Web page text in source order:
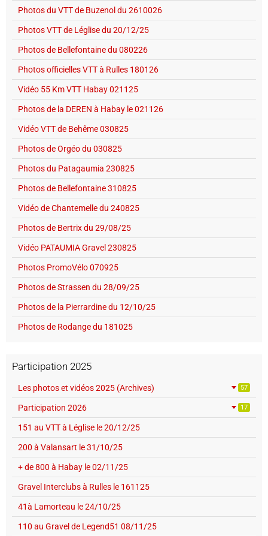
Photos du VTT de Buzenol du 2610026
Photos VTT de Léglise du 20/12/25
Photos de Bellefontaine du 080226
Photos officielles VTT à Rulles 180126
Vidéo 55 Km VTT Habay 021125
Photos de la DEREN à Habay le 021126
Vidéo VTT de Behême 030825
Photos de Orgéo du 030825
Photos du Patagaumia 230825
Photos de Bellefontaine 310825
Vidéo de Chantemelle du 240825
Photos de Bertrix du 29/08/25
Vidéo PATAUMIA Gravel 230825
Photos PromoVélo 070925
Photos de Strassen du 28/09/25
Photos de la Pierrardine du 12/10/25
Photos de Rodange du 181025
Participation 2025
Les photos et vidéos 2025 (Archives) 57
Participation 2026 17
151 au VTT à Léglise le 20/12/25
200 à Valansart le 31/10/25
+ de 800 à Habay le 02/11/25
Gravel Interclubs à Rulles le 161125
41à Lamorteau le 24/10/25
110 au Gravel de Legend51 08/11/25